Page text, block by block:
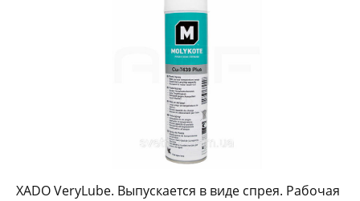
XADO VeryLube. Выпускается в виде спрея. Рабочая